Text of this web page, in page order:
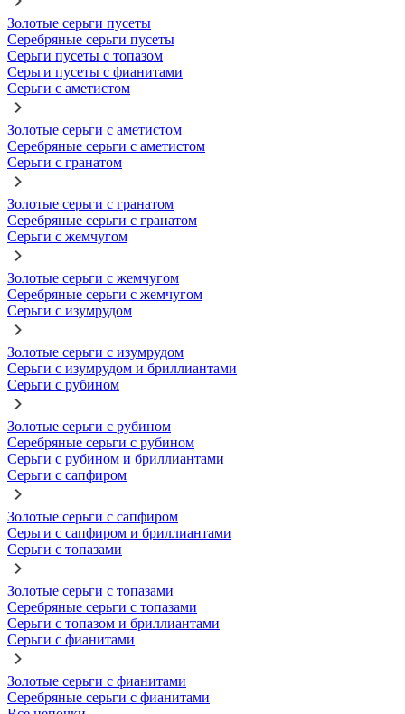
Золотые серьги пусеты
Серебряные серьги пусеты
Серьги пусеты с топазом
Серьги пусеты с фианитами
Серьги с аметистом
Золотые серьги с аметистом
Серебряные серьги с аметистом
Серьги с гранатом
Золотые серьги с гранатом
Серебряные серьги с гранатом
Серьги с жемчугом
Золотые серьги с жемчугом
Серебряные серьги с жемчугом
Серьги с изумрудом
Золотые серьги с изумрудом
Серьги с изумрудом и бриллиантами
Серьги с рубином
Золотые серьги с рубином
Серебряные серьги с рубином
Серьги с рубином и бриллиантами
Серьги с сапфиром
Золотые серьги с сапфиром
Серьги с сапфиром и бриллиантами
Серьги с топазами
Золотые серьги с топазами
Серебряные серьги с топазами
Серьги с топазом и бриллиантами
Серьги с фианитами
Золотые серьги с фианитами
Серебряные серьги с фианитами